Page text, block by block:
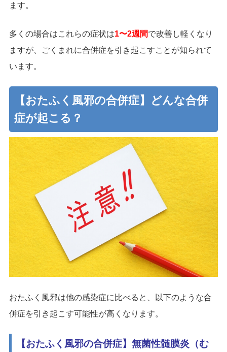
ます。
多くの場合はこれらの症状は1〜2週間で改善し軽くなり
ますが、ごくまれに合併症を引き起こすことが知られて
います。
【おたふく風邪の合併症】どんな合併
症が起こる？
おたふく風邪は他の感染症に比べると、以下のような合
併症を引き起こす可能性が高くなります。
【おたふく風邪の合併症】無菌性髄膜炎（む